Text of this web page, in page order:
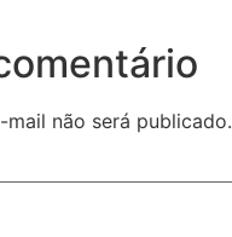
mail não será publicado.